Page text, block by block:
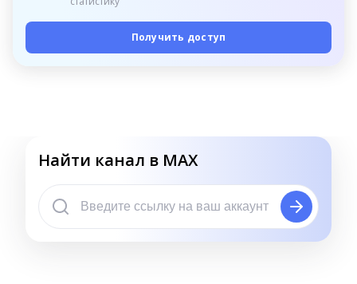
Получить доступ
Найти канал в MAX